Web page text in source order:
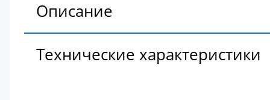
Описание
Технические характеристики